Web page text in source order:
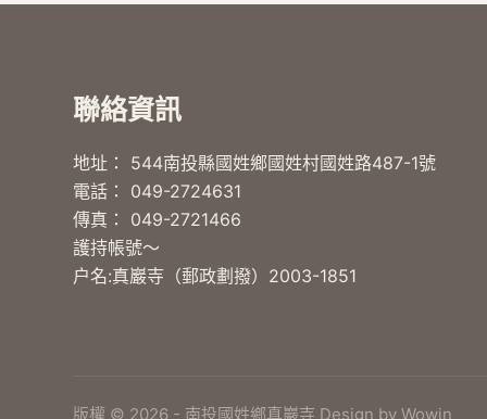
聯絡資訊
地址： 544南投縣國姓鄉國姓村國姓路487-1號
電話： 049-2724631
傳真： 049-2721466
護持帳號～
户名:真巖寺（郵政劃撥）2003-1851
版權 © 2026 - 南投國姓鄉真巖寺 Design byWowin